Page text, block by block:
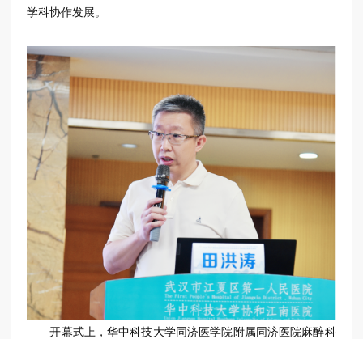
学科协作发展。
开幕式上，华中科技大学同济医学院附属同济医院麻醉科